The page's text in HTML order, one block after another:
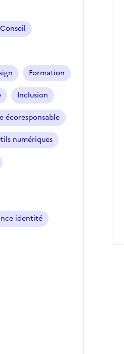
Conseil
Formation
Inclusion
écoresponsable
numériques
identité